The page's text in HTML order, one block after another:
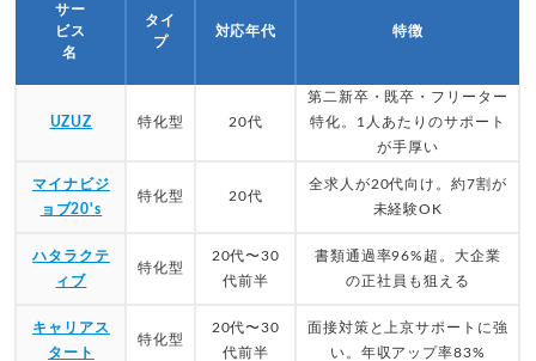
サー
ビス
名
タイ
プ
対応年代 特徴
UZUZ 特化型 20代
第二新卒・既卒・フリーター
特化。1人あたりのサポート
が手厚い
マイナビジ
ョブ20's
特化型 20代
全求人が20代向け。約7割が
未経験OK
ハタラクテ
ィブ
特化型
20代〜30
代前半
書類通過率96%超。大企業
の正社員も狙える
キャリアス
タート
特化型
20代〜30
代前半
面接対策と上京サポートに強
い。年収アップ率83%